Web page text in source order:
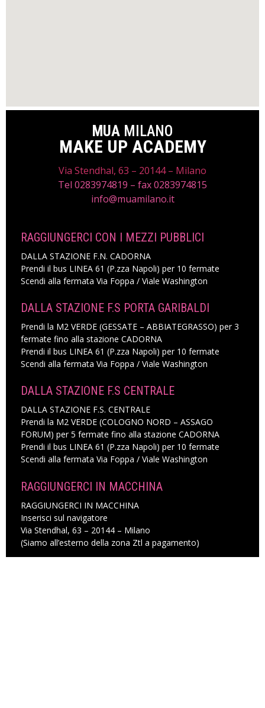
MUA MILANO
MAKE UP ACADEMY
Via Stendhal, 63 – 20144 – Milano
Tel 0283974819 – fax 0283974815
info@muamilano.it
RAGGIUNGERCI CON I MEZZI PUBBLICI
DALLA STAZIONE F.N. CADORNA
Prendi il bus LINEA 61 (P.zza Napoli) per 10 fermate
Scendi alla fermata Via Foppa / Viale Washington
DALLA STAZIONE F.S PORTA GARIBALDI
Prendi la M2 VERDE (GESSATE – ABBIATEGRASSO) per 3
fermate fino alla stazione CADORNA
Prendi il bus LINEA 61 (P.zza Napoli) per 10 fermate
Scendi alla fermata Via Foppa / Viale Washington
DALLA STAZIONE F.S CENTRALE
DALLA STAZIONE F.S. CENTRALE
Prendi la M2 VERDE (COLOGNO NORD – ASSAGO
FORUM) per 5 fermate fino alla stazione CADORNA
Prendi il bus LINEA 61 (P.zza Napoli) per 10 fermate
Scendi alla fermata Via Foppa / Viale Washington
RAGGIUNGERCI IN MACCHINA
RAGGIUNGERCI IN MACCHINA
Inserisci sul navigatore
Via Stendhal, 63 – 20144 – Milano
(Siamo all’esterno della zona Ztl a pagamento)